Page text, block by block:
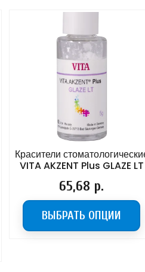
Красители стоматологические
VITA AKZENT Plus GLAZE LT
Цена
65,68 р.
ВЫБРАТЬ ОПЦИИ